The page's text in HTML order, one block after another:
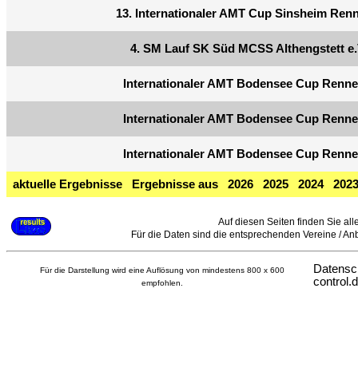
13. Internationaler AMT Cup Sinsheim
4. SM Lauf SK Süd MCSS Althengstett
Internationaler AMT Bodensee Cup
Internationaler AMT Bodensee Cup
Internationaler AMT Bodensee Cup
aktuelle Ergebnisse Ergebnisse aus 2026 2025 2024 2023
Auf diesen Seiten finden Sie
Für die Daten sind die entsprechenden Vereine /
Für die Darstellung wird eine Auflösung von mindestens 800 x 600
empfohlen.